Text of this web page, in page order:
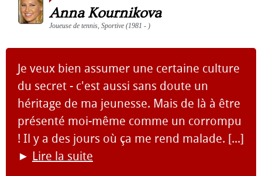
Anna Kournikova
Joueuse de tennis, Sportive (1981 - )
Je veux bien assumer une certaine culture
du secret - c'est aussi sans doute un
héritage de ma jeunesse. Mais de là à être
présenté moi-même comme un corrompu
! Il y a des jours où ça me rend malade. [...]
► Lire la suite